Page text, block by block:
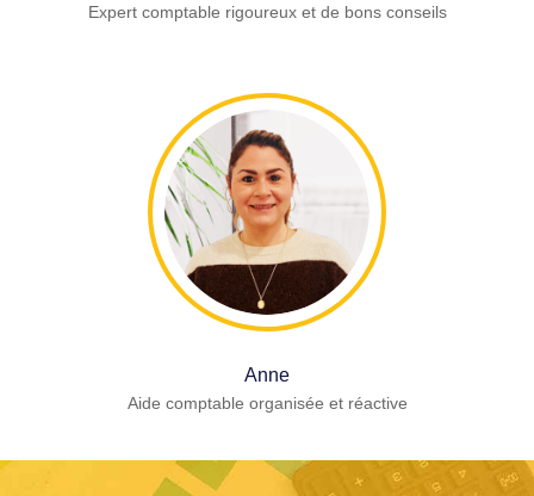
Expert comptable rigoureux et de bons conseils
Anne
Aide comptable organisée et réactive